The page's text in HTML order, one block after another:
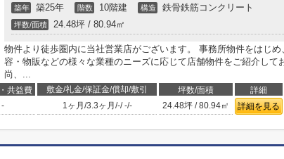
築年 築25年 階数 10階建 構造 鉄骨鉄筋コンクリート
坪数/面積 24.48坪 / 80.94㎡
物件より徒歩圏内に当社営業店がございます。 事務所物件をはじめ
容・物販などの様々な業種のニーズに応じて店舗物件をご紹介して
尚、...
共益費 敷金/礼金/保証金/償却/敷引 坪数/面積 詳細
- 1ヶ月 /3.3ヶ月 /-/-/- 24.48坪 / 80.94㎡ 詳細を見る